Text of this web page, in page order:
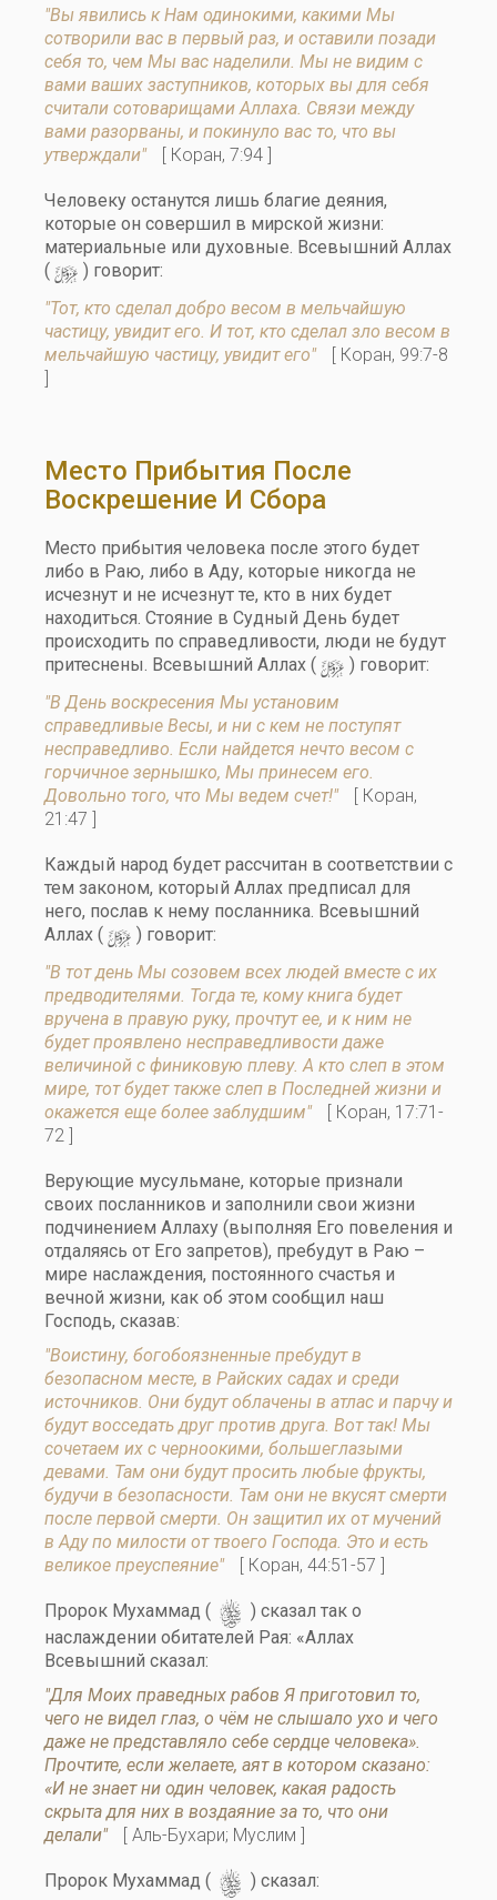
"Вы явились к Нам одинокими, какими Мы
сотворили вас в первый раз, и оставили позади
себя то, чем Мы вас наделили. Мы не видим с
вами ваших заступников, которых вы для себя
считали сотоварищами Аллаха. Связи между
вами разорваны, и покинуло вас то, что вы
утверждали"
[ Коран, 7:94 ]
Человеку останутся лишь благие деяния,
которые он совершил в мирской жизни:
материальные или духовные. Всевышний Аллах
( y ) говорит:
"Тот, кто сделал добро весом в мельчайшую
частицу, увидит его. И тот, кто сделал зло весом в
мельчайшую частицу, увидит его"
[ Коран, 99:7-8
]
Место Прибытия После
Воскрешение И Сбора
Место прибытия человека после этого будет
либо в Раю, либо в Аду, которые никогда не
исчезнут и не исчезнут те, кто в них будет
находиться. Стояние в Судный День будет
происходить по справедливости, люди не будут
притеснены. Всевышний Аллах ( y ) говорит:
"В День воскресения Мы установим
справедливые Весы, и ни с кем не поступят
несправедливо. Если найдется нечто весом с
горчичное зернышко, Мы принесем его.
Довольно того, что Мы ведем счет!"
[ Коран,
21:47 ]
Каждый народ будет рассчитан в соответствии с
тем законом, который Аллах предписал для
него, послав к нему посланника. Всевышний
Аллах ( y ) говорит:
"В тот день Мы созовем всех людей вместе с их
предводителями. Тогда те, кому книга будет
вручена в правую руку, прочтут ее, и к ним не
будет проявлено несправедливости даже
величиной с финиковую плеву. А кто слеп в этом
мире, тот будет также слеп в Последней жизни и
окажется еще более заблудшим"
[ Коран, 17:71-
72 ]
Верующие мусульмане, которые признали
своих посланников и заполнили свои жизни
подчинением Аллаху (выполняя Его повеления и
отдаляясь от Его запретов), пребудут в Раю –
мире наслаждения, постоянного счастья и
вечной жизни, как об этом сообщил наш
Господь, сказав:
"Воистину, богобоязненные пребудут в
безопасном месте, в Райских садах и среди
источников. Они будут облачены в атлас и парчу и
будут восседать друг против друга. Вот так! Мы
сочетаем их с черноокими, большеглазыми
девами. Там они будут просить любые фрукты,
будучи в безопасности. Там они не вкусят смерти
после первой смерти. Он защитил их от мучений
в Аду по милости от твоего Господа. Это и есть
великое преуспеяние"
[ Коран, 44:51-57 ]
Пророк Мухаммад ( s ) сказал так о
наслаждении обитателей Рая: «Аллах
Всевышний сказал:
"Для Моих праведных рабов Я приготовил то,
чего не видел глаз, о чём не слышало ухо и чего
даже не представляло себе сердце человека».
Прочтите, если желаете, аят в котором сказано:
«И не знает ни один человек, какая радость
скрыта для них в воздаяние за то, что они
делали"
[ Аль-Бухари; Муслим ]
Пророк Мухаммад ( s ) сказал: